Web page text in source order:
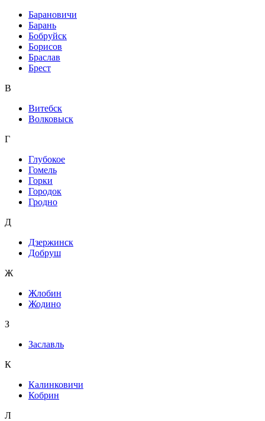
Барановичи
Барань
Бобруйск
Борисов
Браслав
Брест
В
Витебск
Волковыск
Г
Глубокое
Гомель
Горки
Городок
Гродно
Д
Дзержинск
Добруш
Ж
Жлобин
Жодино
З
Заславль
К
Калинковичи
Кобрин
Л